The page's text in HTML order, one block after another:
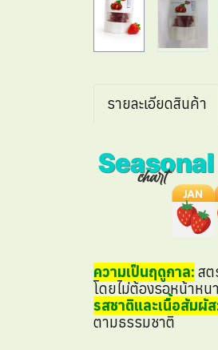
รายละเอียดสินค้า
ความเป็นฤดูกาล: สต
โดยไม่ต้องรอหน้าหน
รสชาติและเนื้อสัมผั
ตามธรรมชาติ